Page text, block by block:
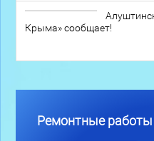
Крыма» сообщает!
Ремонтные работы